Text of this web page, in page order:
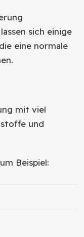
sich einige
eine normale
mit viel
und
Beispiel: